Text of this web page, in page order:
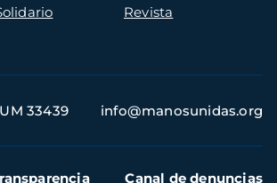
Revista
33439 info@manosunidas.org
Canal de denuncias